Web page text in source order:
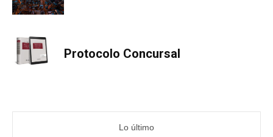
Protocolo Concursal
Lo último